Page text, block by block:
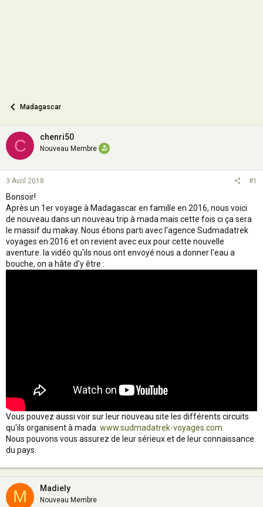
Madagascar
C chenri50
Nouveau Membre
3 Avril 2018 #1
Bonsoir!
Après un 1er voyage à Madagascar en famille en 2016, nous voici
de nouveau dans un nouveau trip à mada mais cette fois ci ça sera
le massif du makay. Nous étions parti avec l'agence Sudmadatrek
voyages en 2016 et on revient avec eux pour cette nouvelle
aventure. la vidéo qu'ils nous ont envoyé nous a donner l'eau a
bouche, on a hâte d'y être :
Vous pouvez aussi voir sur leur nouveau site les différents circuits
qu'ils organisent à mada: www.sudmadatrek-voyages.com
Nous pouvons vous assurez de leur sérieux et de leur connaissance
du pays.
M Madiely
Nouveau Membre